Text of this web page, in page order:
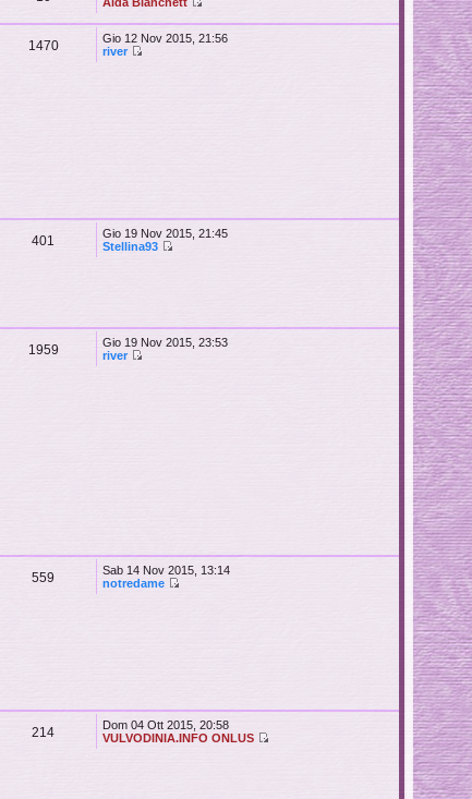
1470
Gio 12 Nov 2015, 21:56
river
401
Gio 19 Nov 2015, 21:45
Stellina93
1959
Gio 19 Nov 2015, 23:53
river
559
Sab 14 Nov 2015, 13:14
notredame
214
Dom 04 Ott 2015, 20:58
VULVODINIA.INFO ONLUS